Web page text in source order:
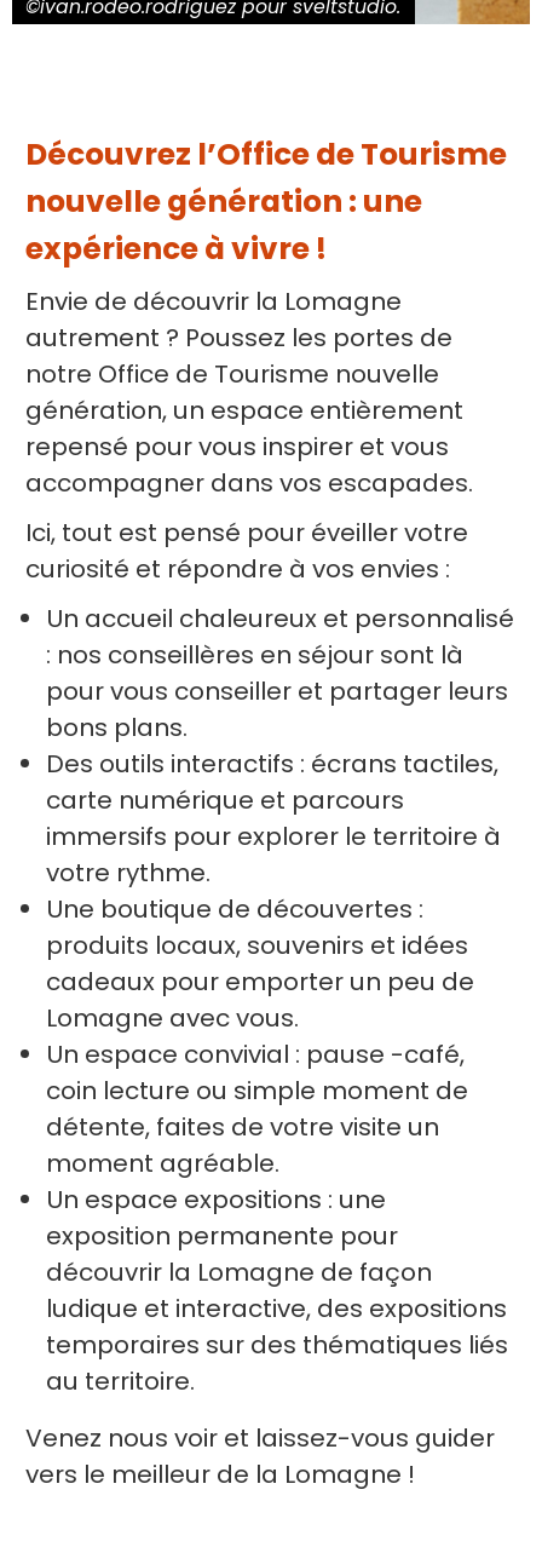
©ivan.rodeo.rodriguez pour sveltstudio.
Découvrez l’Office de Tourisme
nouvelle génération : une
expérience à vivre !
Envie de découvrir la Lomagne
autrement ? Poussez les portes de
notre Office de Tourisme nouvelle
génération, un espace entièrement
repensé pour vous inspirer et vous
accompagner dans vos escapades.
Ici, tout est pensé pour éveiller votre
curiosité et répondre à vos envies :
Un accueil chaleureux et personnalisé
: nos conseillères en séjour sont là
pour vous conseiller et partager leurs
bons plans.
Des outils interactifs : écrans tactiles,
carte numérique et parcours
immersifs pour explorer le territoire à
votre rythme.
Une boutique de découvertes :
produits locaux, souvenirs et idées
cadeaux pour emporter un peu de
Lomagne avec vous.
Un espace convivial : pause -café,
coin lecture ou simple moment de
détente, faites de votre visite un
moment agréable.
Un espace expositions : une
exposition permanente pour
découvrir la Lomagne de façon
ludique et interactive, des expositions
temporaires sur des thématiques liés
au territoire.
Venez nous voir et laissez-vous guider
vers le meilleur de la Lomagne !